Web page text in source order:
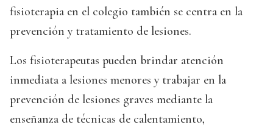
fisioterapia en el colegio también se centra en la
prevención y tratamiento de lesiones.
Los fisioterapeutas pueden brindar atención
inmediata a lesiones menores y trabajar en la
prevención de lesiones graves mediante la
enseñanza de técnicas de calentamiento,